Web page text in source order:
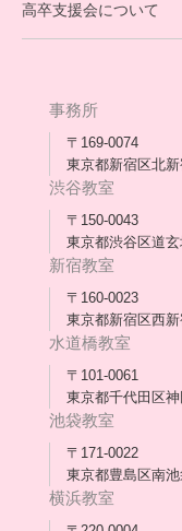
[家庭訪問カウンセリン
保護者交流だより一覧
会長コラム一覧
高卒支援会について
メディア出演
スタッフ紹介
合格・進路実績
協力団体
理事長・会長あいさつ
保護者会
採用情報
事務所
〒169-0074
東京都新宿区北
渋谷教室
〒150-0043
東京都渋谷区道
新宿教室
〒160-0023
東京都新宿区西
水道橋教室
〒101-0061
東京都千代田区
池袋教室
〒171-0022
東京都豊島区南池
横浜教室